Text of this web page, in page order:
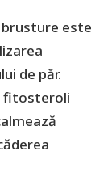
brusture este
de păr.
fitosteroli